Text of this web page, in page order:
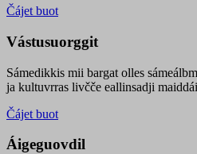
Čájet buot
Vástusuorggit
Sámedikkis mii bargat olles
ja kultuvrras livčče eallinsadji
Čájet buot
Áigeguovdil